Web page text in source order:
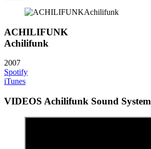
ACHILIFUNK
Achilifunk
2007
Spotify
iTunes
VIDEOS Achilifunk Sound System